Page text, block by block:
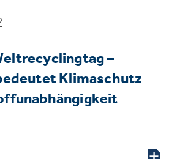
–
Klimaschutz